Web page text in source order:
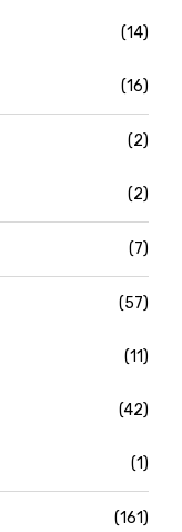
(14)
(16)
(2)
(2)
(7)
(57)
(11)
(42)
(1)
(161)